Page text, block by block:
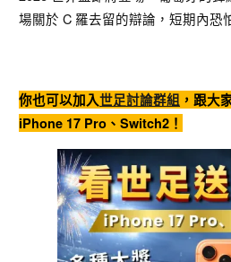
場關於 C 羅去留的辯論，短期內恐
你也可以加入世足討論群組 ，跟大
iPhone 17 Pro、Switch2！